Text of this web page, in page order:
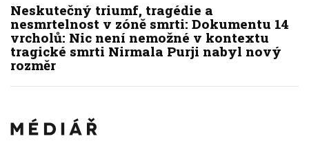
Neskutečný triumf, tragédie a
nesmrtelnost v zóně smrti: Dokumentu 14
vrcholů: Nic není nemožné v kontextu
tragické smrti Nirmala Purji nabyl nový
rozměr